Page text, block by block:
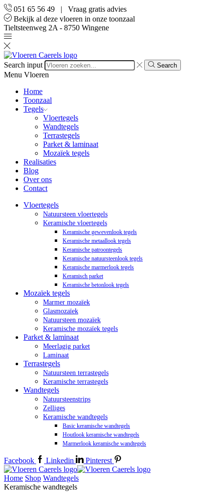
051 65 56 49 | Vraag gratis advies
Bekijk al deze vloeren in onze toonzaal
Tieltsteenweg 2A - 8750 Wingene
Search input Search
Menu Vloeren
Home
Toonzaal
Tegels
Vloertegels
Wandtegels
Terrastegels
Parket & laminaat
Mozaïek tegels
Realisaties
Blog
Over ons
Contact
Vloertegels
Natuursteen vloertegels
Keramische vloertegels
Keramische gewevenlook tegels
Keramische metaallook tegels
Keramische patroontegels
Keramische natuursteenlook tegels
Keramische marmerlook tegels
Keramisch parket
Keramische betonlook tegels
Mozaïek tegels
Marmer mozaïek
Glasmozaïek
Natuursteen mozaïek
Keramische mozaïek tegels
Parket & laminaat
Meerlagig parket
Laminaat
Terrastegels
Natuursteen terrastegels
Keramische terrastegels
Wandtegels
Natuursteenstrips
Zelliges
Keramische wandtegels
Basic keramische wandtegels
Houtlook keramische wandtegels
Marmerlook keramische wandtegels
Facebook Linkedin Pinterest
Home Shop Wandtegels
Keramische wandtegels